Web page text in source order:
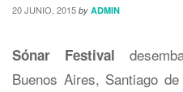
20 JUNIO, 2015 by ADMIN
Sónar Festival
Buenos Aires, Santiago